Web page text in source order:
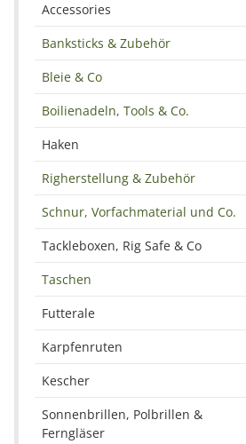
Accessories
Banksticks & Zubehör
Bleie & Co
Boilienadeln, Tools & Co.
Haken
Righerstellung & Zubehör
Schnur, Vorfachmaterial und Co.
Tackleboxen, Rig Safe & Co
Taschen
Futterale
Karpfenruten
Kescher
Sonnenbrillen, Polbrillen &
Ferngläser